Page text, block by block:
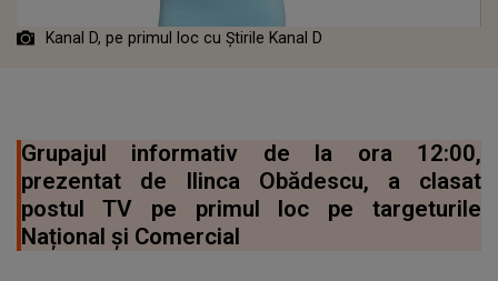
Kanal D, pe primul loc cu Știrile Kanal D
Grupajul informativ de la ora 12:00,
prezentat de Ilinca Obădescu, a clasat
postul TV pe primul loc pe targeturile
Național și Comercial